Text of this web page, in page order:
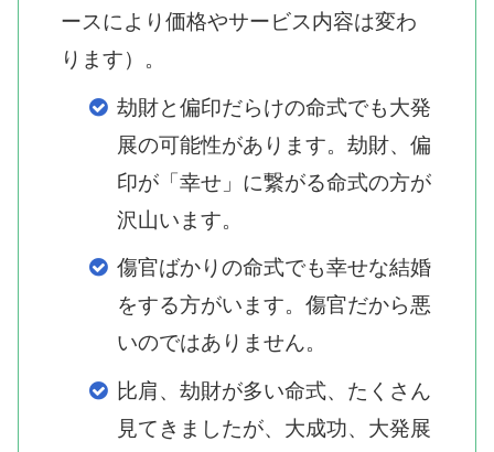
ースにより価格やサービス内容は変わ
ります）。
劫財と偏印だらけの命式でも大発
展の可能性があります。劫財、偏
印が「幸せ」に繋がる命式の方が
沢山います。
傷官ばかりの命式でも幸せな結婚
をする方がいます。傷官だから悪
いのではありません。
比肩、劫財が多い命式、たくさん
見てきましたが、大成功、大発展